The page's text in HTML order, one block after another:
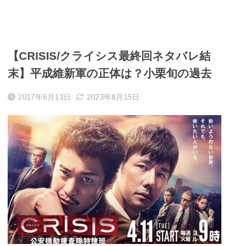
【CRISIS/クライシス最終回ネタバレ結
末】平成維新軍の正体は？小栗旬の過去
2017年6月13日 2023年8月15日